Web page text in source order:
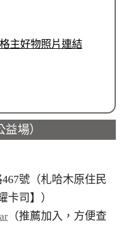
主好物照片連結
場）
號（札哈木原住民
卡司】）
（推薦加入，方便查